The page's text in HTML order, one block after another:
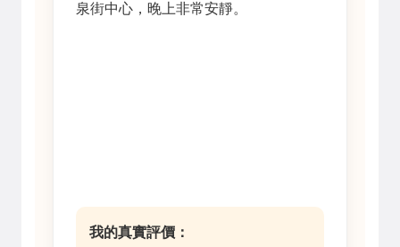
泉街中心，晚上非常安靜。
我的真實評價：